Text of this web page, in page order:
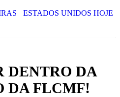
ESTADOS UNIDOS HOJE
DENTRO DA
DA FLCMF!